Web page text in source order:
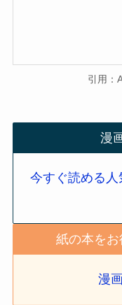
引用：
漫
今すぐ読める
紙の本を
漫